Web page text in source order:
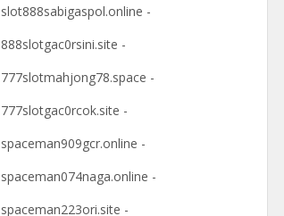
slot888sabigaspol.online -
888slotgac0rsini.site -
777slotmahjong78.space -
777slotgac0rcok.site -
spaceman909gcr.online -
spaceman074naga.online -
spaceman223ori.site -